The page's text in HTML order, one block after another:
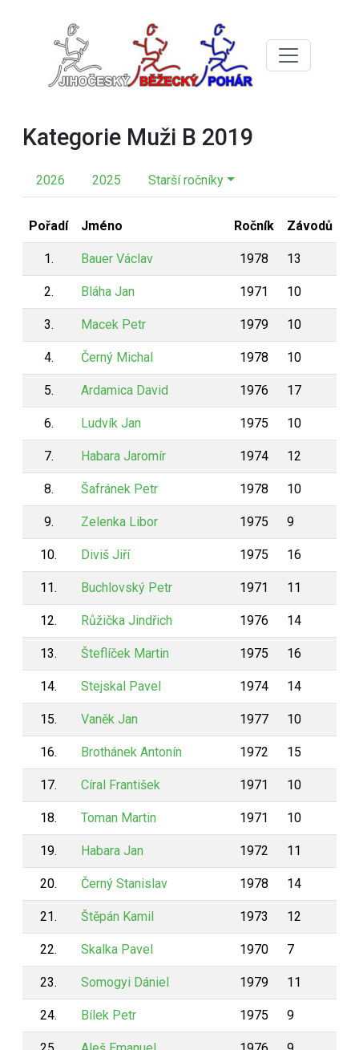
Kategorie Muži B 2019
2026 2025 Starší ročníky
Pořadí Jméno Ročník Závodů
1. Bauer Václav 1978 13
2. Bláha Jan 1971 10
3. Macek Petr 1979 10
4. Černý Michal 1978 10
5. Ardamica David 1976 17
6. Ludvík Jan 1975 10
7. Habara Jaromír 1974 12
8. Šafránek Petr 1978 10
9. Zelenka Libor 1975 9
10. Diviš Jiří 1975 16
11. Buchlovský Petr 1971 11
12. Růžička Jindřich 1976 14
13. Šteflíček Martin 1975 16
14. Stejskal Pavel 1974 14
15. Vaněk Jan 1977 10
16. Brothánek Antonín 1972 15
17. Círal František 1971 10
18. Toman Martin 1971 10
19. Habara Jan 1972 11
20. Černý Stanislav 1978 14
21. Štěpán Kamil 1973 12
22. Skalka Pavel 1970 7
23. Somogyi Dániel 1979 11
24. Bílek Petr 1975 9